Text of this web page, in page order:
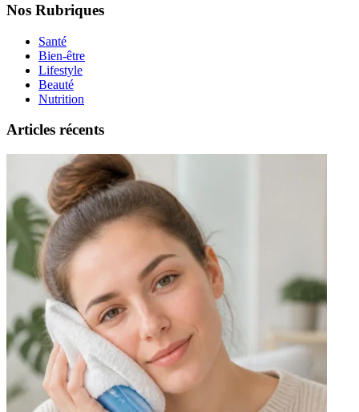
Nos Rubriques
Santé
Bien-être
Lifestyle
Beauté
Nutrition
Articles récents